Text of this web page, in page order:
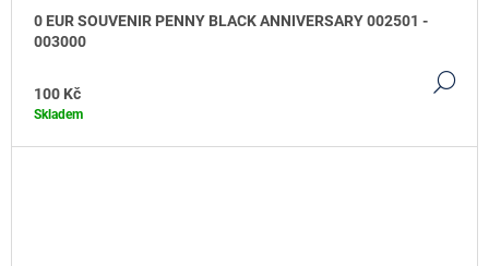
0 EUR SOUVENIR PENNY BLACK ANNIVERSARY 002501 -
003000
100 Kč
Skladem